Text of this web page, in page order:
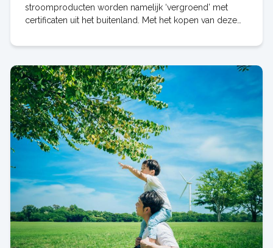
stroomproducten worden namelijk ‘vergroend’ met
certificaten uit het buitenland. Met het kopen van deze
duurzame energie in Nederland. Wij hel…